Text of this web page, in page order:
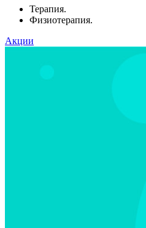
Терапия.
Физиотерапия.
Акции